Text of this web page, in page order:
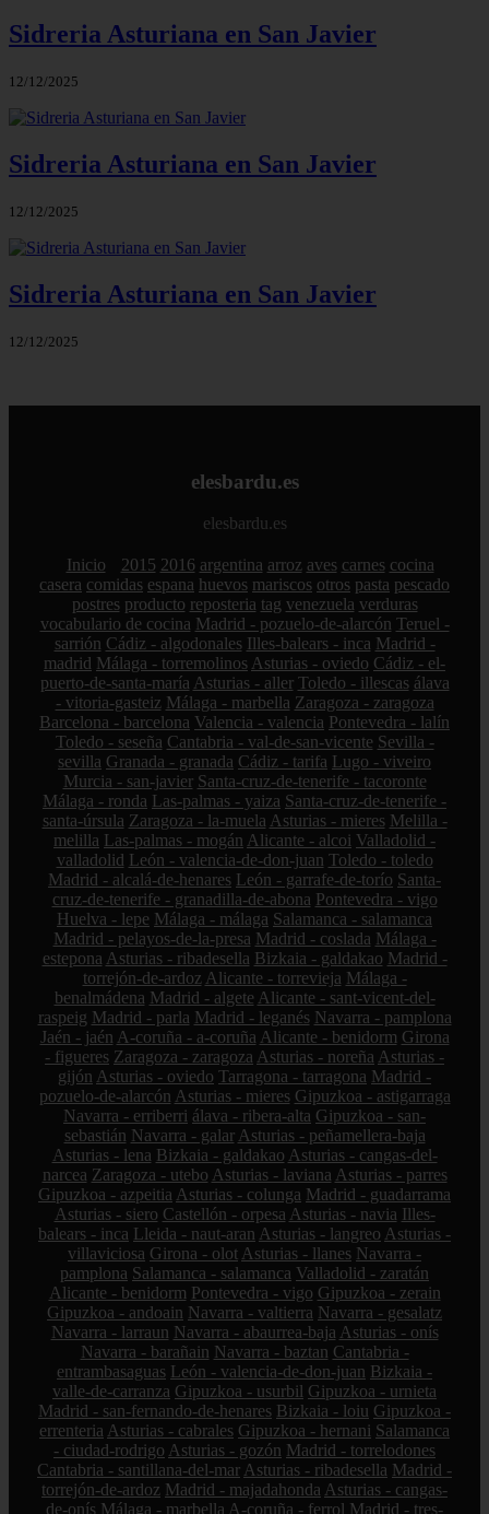
Sidreria Asturiana en San Javier
12/12/2025
Sidreria Asturiana en San Javier
12/12/2025
Sidreria Asturiana en San Javier
12/12/2025
elesbardu.es
elesbardu.es
Inicio 2015 2016 argentina arroz aves carnes cocina
casera comidas espana huevos mariscos otros pasta pescado
postres producto reposteria tag venezuela verduras
vocabulario de cocina Madrid - pozuelo-de-alarcón Teruel -
sarrión Cádiz - algodonales Illes-balears - inca Madrid -
madrid Málaga - torremolinos Asturias - oviedo Cádiz - el-
puerto-de-santa-maría Asturias - aller Toledo - illescas álava
- vitoria-gasteiz Málaga - marbella Zaragoza - zaragoza
Barcelona - barcelona Valencia - valencia Pontevedra - lalín
Toledo - seseña Cantabria - val-de-san-vicente Sevilla -
sevilla Granada - granada Cádiz - tarifa Lugo - viveiro
Murcia - san-javier Santa-cruz-de-tenerife - tacoronte
Málaga - ronda Las-palmas - yaiza Santa-cruz-de-tenerife -
santa-úrsula Zaragoza - la-muela Asturias - mieres Melilla -
melilla Las-palmas - mogán Alicante - alcoi Valladolid -
valladolid León - valencia-de-don-juan Toledo - toledo
Madrid - alcalá-de-henares León - garrafe-de-torío Santa-
cruz-de-tenerife - granadilla-de-abona Pontevedra - vigo
Huelva - lepe Málaga - málaga Salamanca - salamanca
Madrid - pelayos-de-la-presa Madrid - coslada Málaga -
estepona Asturias - ribadesella Bizkaia - galdakao Madrid -
torrejón-de-ardoz Alicante - torrevieja Málaga -
benalmádena Madrid - algete Alicante - sant-vicent-del-
raspeig Madrid - parla Madrid - leganés Navarra - pamplona
Jaén - jaén A-coruña - a-coruña Alicante - benidorm Girona
- figueres Zaragoza - zaragoza Asturias - noreña Asturias -
gijón Asturias - oviedo Tarragona - tarragona Madrid -
pozuelo-de-alarcón Asturias - mieres Gipuzkoa - astigarraga
Navarra - erriberri álava - ribera-alta Gipuzkoa - san-
sebastián Navarra - galar Asturias - peñamellera-baja
Asturias - lena Bizkaia - galdakao Asturias - cangas-del-
narcea Zaragoza - utebo Asturias - laviana Asturias - parres
Gipuzkoa - azpeitia Asturias - colunga Madrid - guadarrama
Asturias - siero Castellón - orpesa Asturias - navia Illes-
balears - inca Lleida - naut-aran Asturias - langreo Asturias -
villaviciosa Girona - olot Asturias - llanes Navarra -
pamplona Salamanca - salamanca Valladolid - zaratán
Alicante - benidorm Pontevedra - vigo Gipuzkoa - zerain
Gipuzkoa - andoain Navarra - valtierra Navarra - gesalatz
Navarra - larraun Navarra - abaurrea-baja Asturias - onís
Navarra - barañain Navarra - baztan Cantabria -
entrambasaguas León - valencia-de-don-juan Bizkaia -
valle-de-carranza Gipuzkoa - usurbil Gipuzkoa - urnieta
Madrid - san-fernando-de-henares Bizkaia - loiu Gipuzkoa -
errenteria Asturias - cabrales Gipuzkoa - hernani Salamanca
- ciudad-rodrigo Asturias - gozón Madrid - torrelodones
Cantabria - santillana-del-mar Asturias - ribadesella Madrid -
torrejón-de-ardoz Madrid - majadahonda Asturias - cangas-
de-onís Málaga - marbella A-coruña - ferrol Madrid - tres-